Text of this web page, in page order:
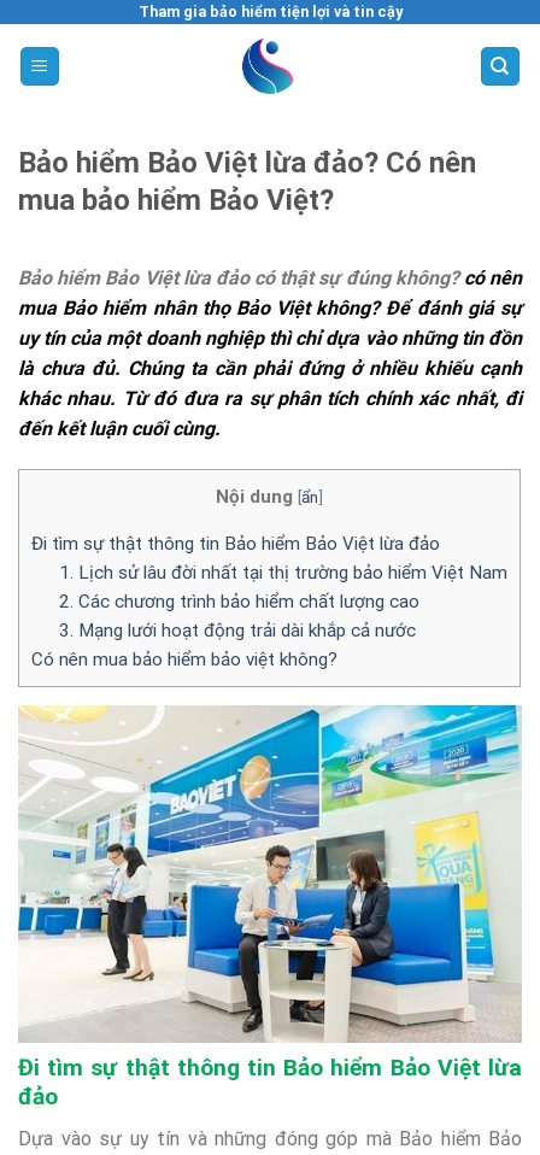
content
Tham gia bảo hiểm tiện lợi và tin cậy
Bảo hiểm Bảo Việt lừa đảo? Có nên
mua bảo hiểm Bảo Việt?
Bảo hiểm Bảo Việt lừa đảo có thật sự đúng không?có nên
mua Bảo hiểm nhân thọ Bảo Việt không? Để đánh giá sự
uy tín của một doanh nghiệp thì chỉ dựa vào những tin đồn
là chưa đủ. Chúng ta cần phải đứng ở nhiều khiếu cạnh
khác nhau. Từ đó đưa ra sự phân tích chính xác nhất, đi
đến kết luận cuối cùng.
Nội dung [ẩn]
Đi tìm sự thật thông tin Bảo hiểm Bảo Việt lừa đảo
1. Lịch sử lâu đời nhất tại thị trường bảo hiểm Việt Nam
2. Các chương trình bảo hiểm chất lượng cao
3. Mạng lưới hoạt động trải dài khắp cả nước
Có nên mua bảo hiểm bảo việt không?
Đi tìm sự thật thông tin Bảo hiểm Bảo Việt lừa
đảo
Dựa vào sự uy tín và những đóng góp mà Bảo hiểm Bảo